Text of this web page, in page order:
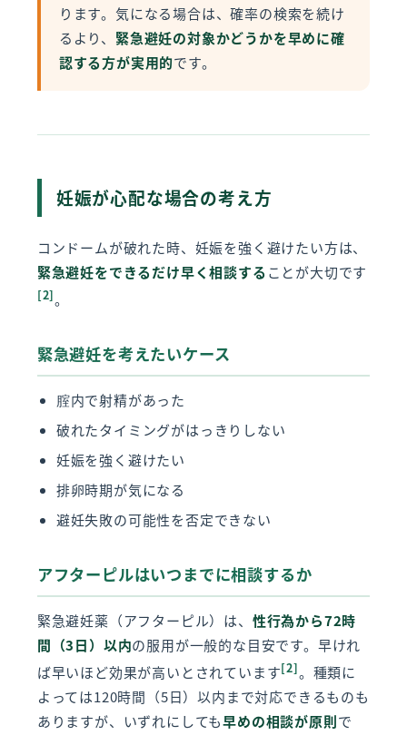
ります。気になる場合は、確率の検索を続け
るより、 緊急避妊の対象かどうかを早めに確
認する方が実用的です。
妊娠が心配な場合の考え方
コンドームが破れた時、妊娠を強く避けたい方は、
緊急避妊をできるだけ早く相談する ことが大切です
[2]。
緊急避妊を考えたいケース
腟内で射精があった
破れたタイミングがはっきりしない
妊娠を強く避けたい
排卵時期が気になる
避妊失敗の可能性を否定できない
アフターピルはいつまでに相談するか
緊急避妊薬（アフターピル）は、 性行為から72時
間（3日）以内の服用が一般的な目安です。早けれ
ば早いほど効果が高いとされています[2]。種類に
よっては120時間（5日）以内まで対応できるものも
ありますが、いずれにしても早めの相談が原則で